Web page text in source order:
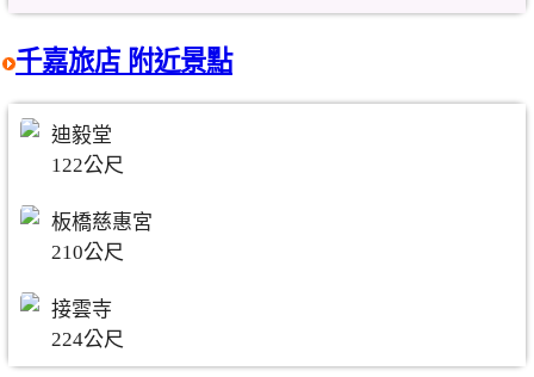
千嘉旅店 附近景點
迪毅堂
122公尺
板橋慈惠宮
210公尺
接雲寺
224公尺